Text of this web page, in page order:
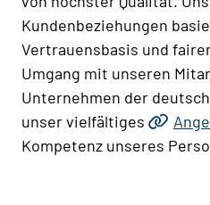
Kundenbeziehungen
Vertrauensbasis und
Umgang mit unseren
Unternehmen der
unser vielfältiges
Kompetenz unseres